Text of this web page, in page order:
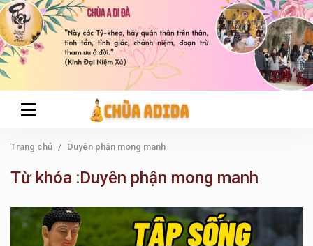
Trang chủ Duyên phận mong manh
Từ khóa :Duyên phận mong manh